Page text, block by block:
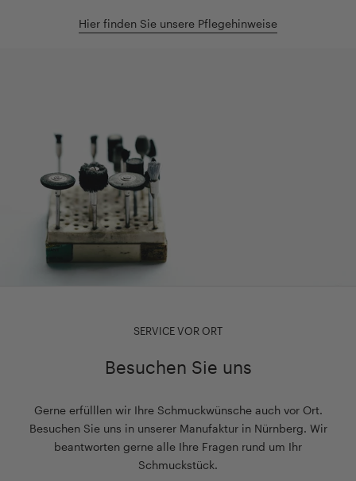
Hier finden Sie unsere Pflegehinweise
SERVICE VOR ORT
Besuchen Sie uns
Gerne erfülllen wir Ihre Schmuckwünsche auch vor Ort.
Besuchen Sie uns in unserer Manufaktur in Nürnberg. Wir
beantworten gerne alle Ihre Fragen rund um Ihr
Schmuckstück.